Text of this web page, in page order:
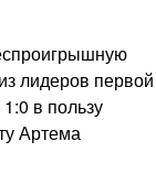
лидеров первой
в пользу
Артема